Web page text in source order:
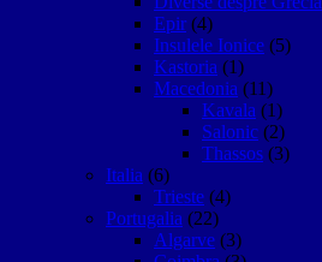
Epir (4)
Insulele Ionice (5)
Kastoria (1)
Macedonia (11)
Kavala (1)
Salonic (2)
Thassos (3)
Italia (6)
Trieste (4)
Portugalia (22)
Algarve (3)